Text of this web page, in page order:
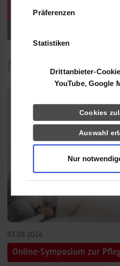
Daten zusammen, die
haben oder die sie im
Präferenzen
Statistiken
Drittanbieter-
YouTube, Google
Cookies
Auswahl
Nur
weitere Veranstaltungen /
News
03.08.2026
Online-Symposium zur